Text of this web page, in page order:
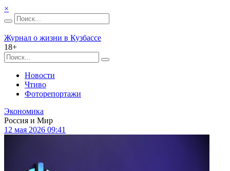
×
Журнал о жизни в Кузбассе
18+
Новости
Чтиво
Фоторепортажи
Экономика
Россия и Мир
12 мая 2026 09:41